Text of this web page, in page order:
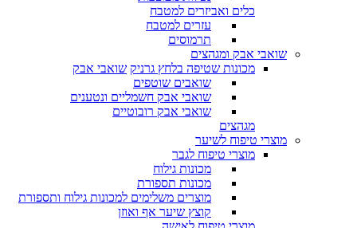
כלים ואביזרים למטבח
עזרים למטבח
תרמוסים
שואבי אבק ומגהצים
מכונות שטיפה בלחץ גרניק שואבי אבק
שואבים שוטפים
שואבי אבק חשמליים ונטענים
שואבי אבק רובוטיים
מגהצים
מוצרי טיפוח לשיער
מוצרי טיפוח לגבר
מכונות גילוח
מכונות תספורת
מוצרים משלימים למכונות גילוח ותספורת
קוצץ שיער אף ואוזן